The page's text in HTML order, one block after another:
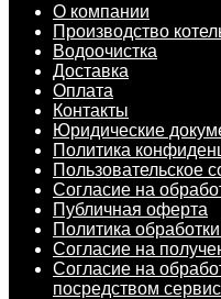
О компании
Производство
Водоочистка
Доставка
Оплата
Контакты
Юридические
Политика
Пользовательское
Согласие на
Публичная оферта
Политика
Согласие на
Согласие на
посредством